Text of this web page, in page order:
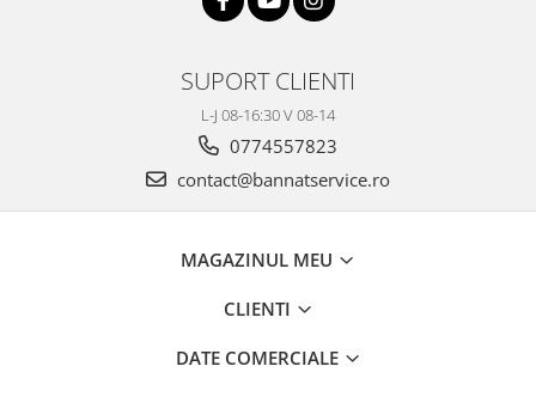
SUPORT CLIENTI
L-J 08-16:30 V 08-14
0774557823
contact@bannatservice.ro
MAGAZINUL MEU
CLIENTI
DATE COMERCIALE